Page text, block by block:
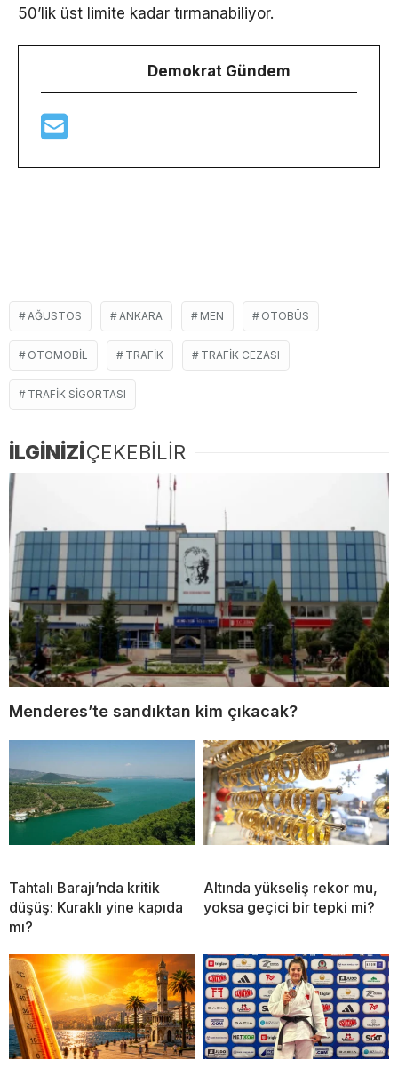
50’lik üst limite kadar tırmanabiliyor.
Demokrat Gündem
AĞUSTOS ANKARA MEN OTOBÜS
OTOMOBIL TRAFIK TRAFIK CEZASI
TRAFIK SIGORTASI
İLGİNİZİÇEKEBİLİR
Menderes’te sandıktan kim çıkacak?
Tahtalı Barajı’nda kritik
düşüş: Kuraklı yine kapıda
mı?
Altında yükseliş rekor mu,
yoksa geçici bir tepki mi?